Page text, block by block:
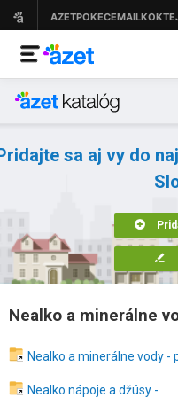
sa aj vy do
Nealko a minerálne
Nealko a minerálne vody -
Nealko nápoje a džúsy -